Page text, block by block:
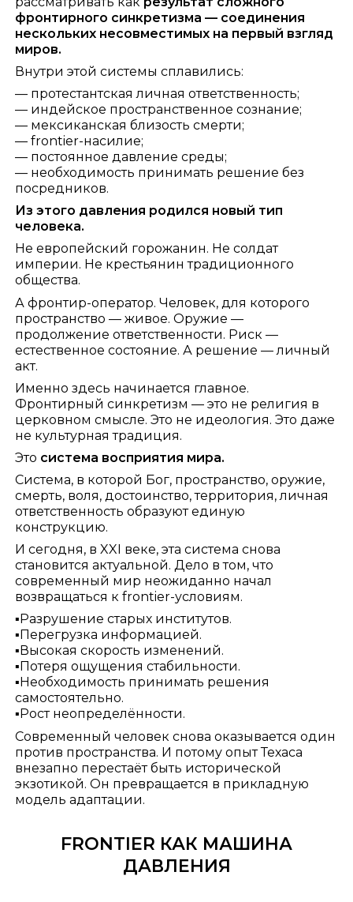
фронтирного синкретизма — соединения
нескольких несовместимых на первый взгляд
миров.
Внутри этой системы сплавились:
— протестантская личная ответственность;
— индейское пространственное сознание;
— мексиканская близость смерти;
— frontier-насилие;
— постоянное давление среды;
— необходимость принимать решение без
посредников.
Из этого давления родился новый тип
человека.
Не европейский горожанин. Не солдат
империи. Не крестьянин традиционного
общества.
А фронтир-оператор. Человек, для которого
пространство — живое. Оружие —
продолжение ответственности. Риск —
естественное состояние. А решение — личный
акт.
Именно здесь начинается главное.
Фронтирный синкретизм — это не религия в
церковном смысле. Это не идеология. Это даже
не культурная традиция.
Это система восприятия мира.
Система, в которой Бог, пространство, оружие,
смерть, воля, достоинство, территория, личная
ответственность образуют единую
конструкцию.
И сегодня, в XXI веке, эта система снова
становится актуальной. Дело в том, что
современный мир неожиданно начал
возвращаться к frontier-условиям.
▪️Разрушение старых институтов.
▪️Перегрузка информацией.
▪️Высокая скорость изменений.
▪️Потеря ощущения стабильности.
▪️Необходимость принимать решения
самостоятельно.
▪️Рост неопределённости.
Современный человек снова оказывается один
против пространства. И потому опыт Техаса
внезапно перестаёт быть исторической
экзотикой. Он превращается в прикладную
модель адаптации.
FRONTIER КАК МАШИНА
ДАВЛЕНИЯ